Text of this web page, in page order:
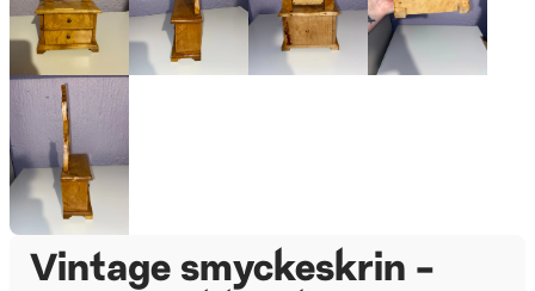
Vintage smyckeskrin -